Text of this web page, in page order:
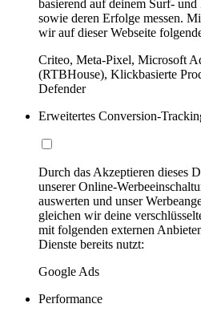
basierend auf deinem Surf-
sowie deren Erfolge messen.
wir auf dieser Webseite
Criteo, Meta-Pixel, Microsoft
(RTBHouse), Klickbasierte
Defender
Erweitertes Conversion-
Durch das Akzeptieren dieses
unserer Online-
auswerten und unser
gleichen wir deine
mit folgenden externen
Dienste bereits nutzt:
Google Ads
Performance